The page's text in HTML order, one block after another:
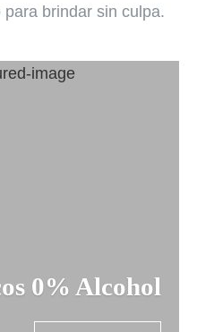
brindar sin culpa.
0% Alcohol